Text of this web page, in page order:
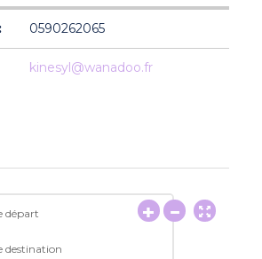
0590262065
kinesyl@wanadoo.fr